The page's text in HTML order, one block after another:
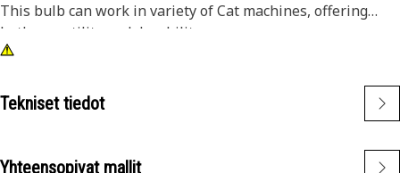
This bulb can work in variety of Cat machines, offering
both versatility and durability.
Attributes:
• T-3 1/4 bulb size
• A-1 base size
Tekniset tiedot
Yhteensopivat mallit